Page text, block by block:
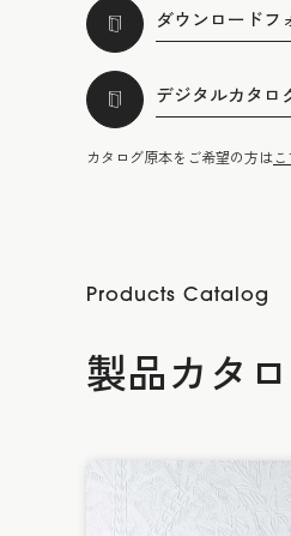
ダウンロードフ
デジタルカタロ
カタログ原本をご希望の方は
Products Catalog
製品カタ